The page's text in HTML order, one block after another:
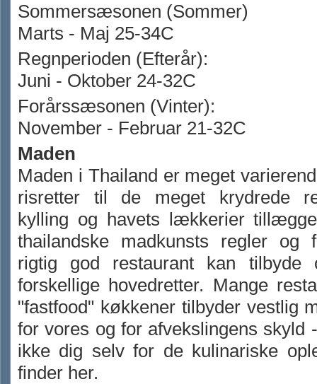
Sommersæsonen (Sommer)
Marts - Maj 25-34C
Regnperioden (Efterår):
Juni - Oktober 24-32C
Forårssæsonen (Vinter):
November - Februar 21-32C
Maden
Maden i Thailand er meget
risretter til de meget krydrede
kylling og havets lækkerier
thailandske madkunsts regler og
rigtig god restaurant kan
forskellige hovedretter. Mange
"fastfood" køkkener tilbyder vestlig
for vores og for afvekslingens skyld
ikke dig selv for de kulinariske
finder her.